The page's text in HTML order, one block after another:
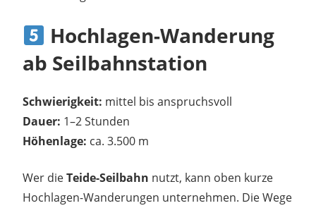
Hochlagen-Wanderung
ab Seilbahnstation
Schwierigkeit: mittel bis anspruchsvoll
Dauer: 1–2 Stunden
Höhenlage: ca. 3.500 m
Wer dieTeide-Seilbahn nutzt, kann oben kurze
Hochlagen-Wanderungen unternehmen. Die Wege